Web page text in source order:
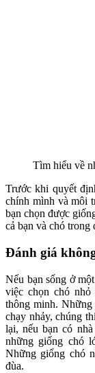
Tìm hiểu về
Trước khi quyết
chính mình và môi
bạn chọn được
cả bạn và chó
Đánh giá
Nếu bạn sống ở
việc chọn chó nhỏ
thông minh. Những
chạy nhảy, chúng
lại, nếu bạn có
những giống chó
Những giống chó
đùa.